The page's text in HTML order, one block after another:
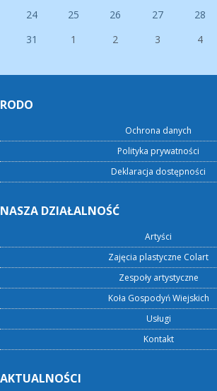
24
25 26 27 28
31
1 2 3 4
RODO
Ochrona danych
Polityka prywatności
Deklaracja dostępności
NASZA DZIAŁALNOŚĆ
Artyści
Zajęcia plastyczne Colart
Zespoły artystyczne
Koła Gospodyń Wiejskich
Usługi
Kontakt
AKTUALNOŚCI